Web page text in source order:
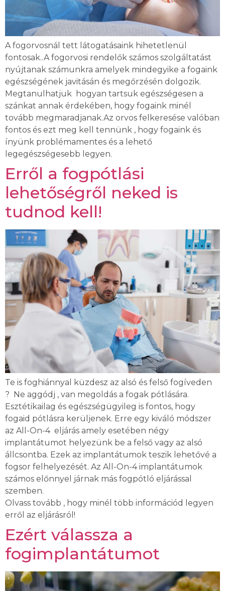
A fogorvosnál tett látogatásaink hihetetlenül
fontosak..A fogorvosi rendelők számos szolgáltatást
nyújtanak számunkra amelyek mindegyike a fogaink
egészségének javitásán és megőrzésén dolgozik.
Megtanulhatjuk hogyan tartsuk egészségesen a
szánkat annak érdekében, hogy fogaink minél
tovább megmaradjanak.Az orvos felkeresése valóban
fontos és ezt meg kell tennünk , hogy fogaink és
ínyünk problémamentes és a lehető
legegészségesebb legyen.
Erről a fogpótlási
lehetőségről neked is
tudnod kell!
Te is foghiánnyal küzdesz az alsó és felső fogíveden
? Ne aggódj , van megoldás a fogak pótlására.
Esztétikailag és egészségügyileg is fontos, hogy
fogaid pótlásra kerüljenek. Erre egy kiváló módszer
az All-On-4 eljárás amely esetében négy
implantátumot helyezünk be a felső vagy az alsó
állcsontba. Ezek az implantátumok teszik lehetővé a
fogsor felhelyezését. Az All-On-4 implantátumok
számos előnnyel járnak más fogpótló eljárással
szemben.
Olvass tovább , hogy minél több információd legyen
erről az eljárásról!
Ezért válassza a
fogimplantátumot